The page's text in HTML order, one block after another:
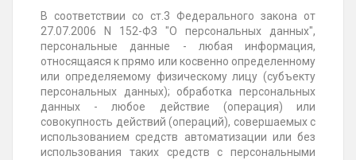
В соответствии со ст.3 Федерального закона от
27.07.2006 N 152-ФЗ "О персональных данных",
персональные данные - любая информация,
относящаяся к прямо или косвенно определенному
или определяемому физическому лицу (субъекту
персональных данных); обработка персональных
данных - любое действие (операция) или
совокупность действий (операций), совершаемых с
использованием средств автоматизации или без
использования таких средств с персональными